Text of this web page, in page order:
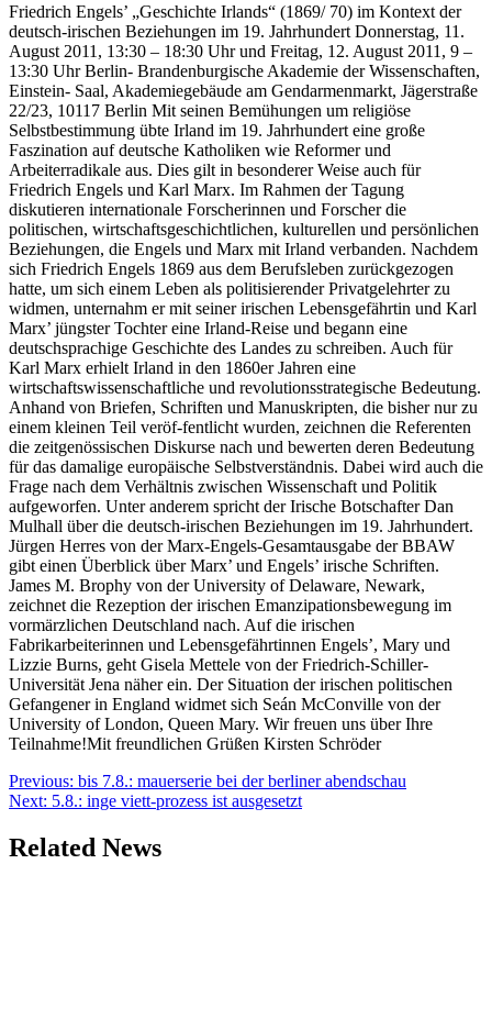
Friedrich Engels’ „Geschichte Irlands“ (1869/ 70) im Kontext der
deutsch-irischen Beziehungen im 19. Jahrhundert Donnerstag, 11.
August 2011, 13:30 – 18:30 Uhr und Freitag, 12. August 2011, 9 –
13:30 Uhr Berlin- Brandenburgische Akademie der Wissenschaften,
Einstein- Saal, Akademiegebäude am Gendarmenmarkt, Jägerstraße
22/23, 10117 Berlin Mit seinen Bemühungen um religiöse
Selbstbestimmung übte Irland im 19. Jahrhundert eine große
Faszination auf deutsche Katholiken wie Reformer und
Arbeiterradikale aus. Dies gilt in besonderer Weise auch für
Friedrich Engels und Karl Marx. Im Rahmen der Tagung
diskutieren internationale Forscherinnen und Forscher die
politischen, wirtschaftsgeschichtlichen, kulturellen und persönlichen
Beziehungen, die Engels und Marx mit Irland verbanden. Nachdem
sich Friedrich Engels 1869 aus dem Berufsleben zurückgezogen
hatte, um sich einem Leben als politisierender Privatgelehrter zu
widmen, unternahm er mit seiner irischen Lebensgefährtin und Karl
Marx’ jüngster Tochter eine Irland-Reise und begann eine
deutschsprachige Geschichte des Landes zu schreiben. Auch für
Karl Marx erhielt Irland in den 1860er Jahren eine
wirtschaftswissenschaftliche und revolutionsstrategische Bedeutung.
Anhand von Briefen, Schriften und Manuskripten, die bisher nur zu
einem kleinen Teil veröf-fentlicht wurden, zeichnen die Referenten
die zeitgenössischen Diskurse nach und bewerten deren Bedeutung
für das damalige europäische Selbstverständnis. Dabei wird auch die
Frage nach dem Verhältnis zwischen Wissenschaft und Politik
aufgeworfen. Unter anderem spricht der Irische Botschafter Dan
Mulhall über die deutsch-irischen Beziehungen im 19. Jahrhundert.
Jürgen Herres von der Marx-Engels-Gesamtausgabe der BBAW
gibt einen Überblick über Marx’ und Engels’ irische Schriften.
James M. Brophy von der University of Delaware, Newark,
zeichnet die Rezeption der irischen Emanzipationsbewegung im
vormärzlichen Deutschland nach. Auf die irischen
Fabrikarbeiterinnen und Lebensgefährtinnen Engels’, Mary und
Lizzie Burns, geht Gisela Mettele von der Friedrich-Schiller-
Universität Jena näher ein. Der Situation der irischen politischen
Gefangener in England widmet sich Seán McConville von der
University of London, Queen Mary. Wir freuen uns über Ihre
Teilnahme!Mit freundlichen Grüßen Kirsten Schröder
Beitragsnavigation
Previous: bis 7.8.: mauerserie bei der berliner abendschau
Next: 5.8.: inge viett-prozess ist ausgesetzt
Related News